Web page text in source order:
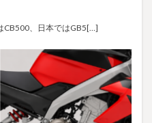
、日本ではGB5[…]